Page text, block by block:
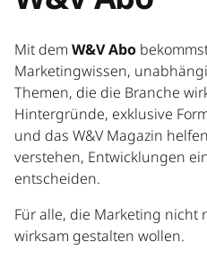
Mit dem W&V Abo
Marketingwissen,
Themen, die die Branche
Hintergründe, exklusive
und das W&V Magazin
verstehen, Entwicklungen
entscheiden.
Für alle, die Marketing nicht
wirksam gestalten wollen.